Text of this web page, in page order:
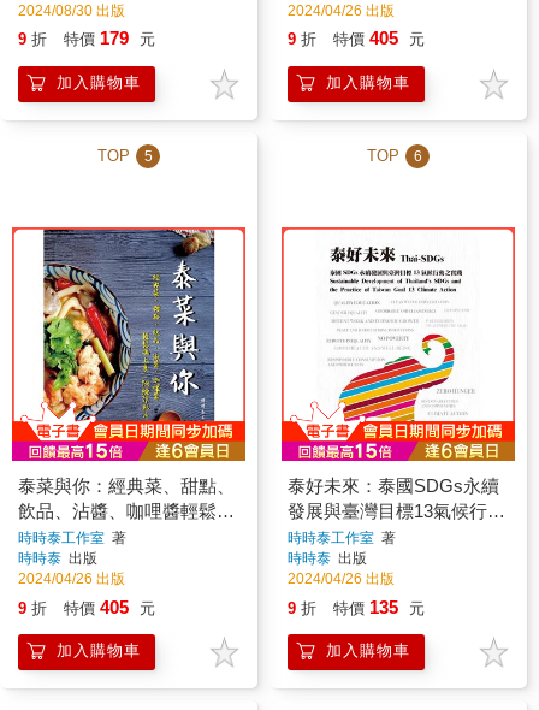
2024/08/30 出版
9 折 特價 179 元
加入購物車
2024/04/26 出版
9 折 特價 405 元
加入購物車
TOP 5
泰菜與你：經典菜、甜點、
飲品、沾醬、咖哩醬輕鬆端
上桌
時時泰工作室 著
時時泰 出版
2024/04/26 出版
9 折 特價 405 元
加入購物車
TOP 6
泰好未來：泰國SDGs永續
發展與臺灣目標13氣候行動
之實踐
時時泰工作室 著
時時泰 出版
2024/04/26 出版
9 折 特價 135 元
加入購物車